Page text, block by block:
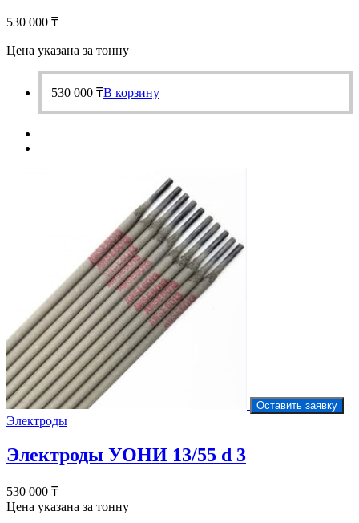
530 000 ₸
Цена указана за тонну
530 000 ₸В корзину
Оставить заявку
Электроды
Электроды УОНИ 13/55 d 3
530 000 ₸
Цена указана за тонну